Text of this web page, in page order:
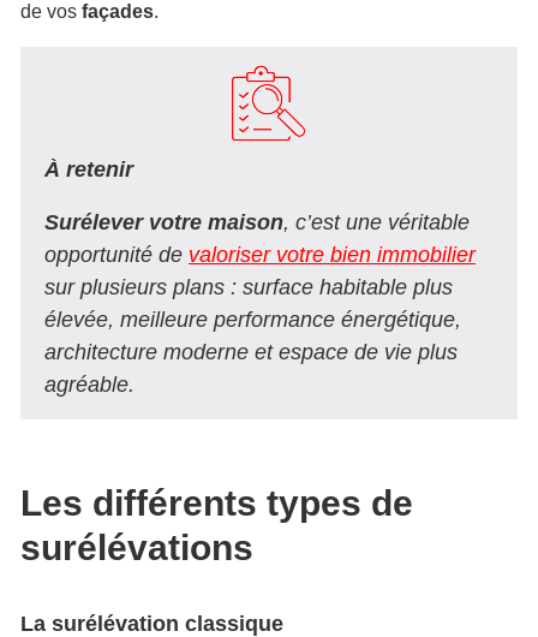
de vos façades.
À retenir
Surélever votre maison, c’est une véritable
opportunité de valoriser votre bien immobilier
sur plusieurs plans : surface habitable plus
élevée, meilleure performance énergétique,
architecture moderne et espace de vie plus
agréable.
Les différents types de
surélévations
La surélévation classique